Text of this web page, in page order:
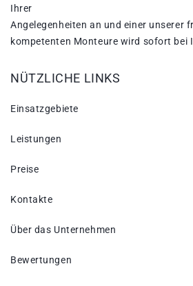
Ihrer
Angelegenheiten an und einer unserer
kompetenten Monteure wird sofort bei
NÜTZLICHE LINKS
Einsatzgebiete
Leistungen
Preise
Kontakte
Über das Unternehmen
Bewertungen